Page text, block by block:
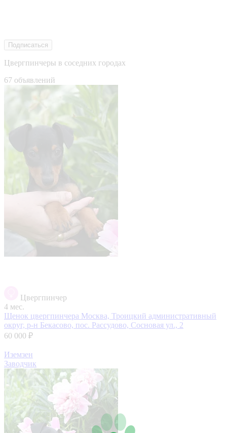
Подписаться
Цвергпинчеры в соседних городах
67 объявлений
Цвергпинчер
4 мес.
Щенок цвергпинчера Москва, Троицкий административный
округ, р-н Бекасово, пос. Рассудово, Сосновая ул., 2
60 000 ₽
Иземзен
Заводчик